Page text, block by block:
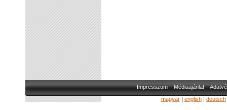
Impresszum Médiaajánlat
magyar| english| deutsch